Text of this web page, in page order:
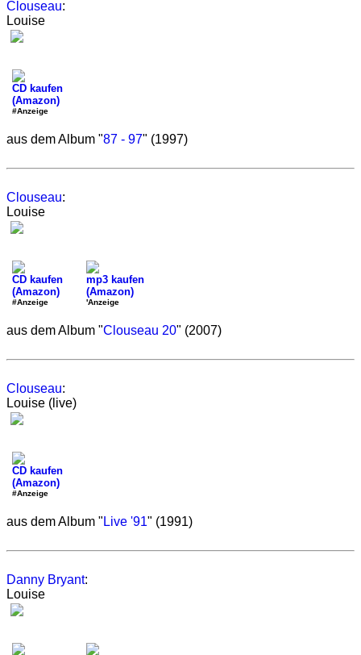
Clouseau:
Louise
CD kaufen
(Amazon)
#Anzeige
aus dem Album "87 - 97" (1997)
Clouseau:
Louise
CD kaufen
(Amazon)
#Anzeige
mp3 kaufen
(Amazon)
'Anzeige
aus dem Album "Clouseau 20" (2007)
Clouseau:
Louise (live)
CD kaufen
(Amazon)
#Anzeige
aus dem Album " Live '91" (1991)
Danny Bryant:
Louise